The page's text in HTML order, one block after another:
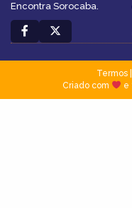
Encontra Sorocaba.
Termos|
Criado com
e